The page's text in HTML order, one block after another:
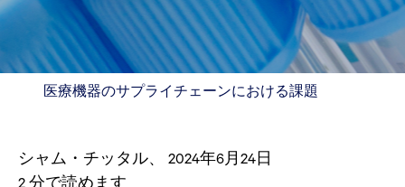
医療機器のサプライチェーンにおける課題
シャム・チッタル、 2024年6月24日
2分で読めます